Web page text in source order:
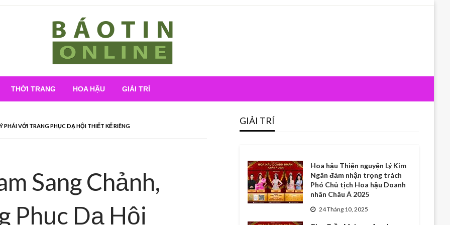
Báo Tin Online
THỜI TRANG HOA HẬU GIẢI TRÍ
VỚI TRANG PHỤC DẠ HỘI THIẾT KẾ RIÊNG
Sang Chảnh,
Phục Dạ Hội
GIẢI TRÍ
Hoa hậu Thiện nguyện Lý Kim
Ngân đảm nhận trọng trách
Phó Chủ tịch Hoa hậu Doanh
nhân Châu Á 2025
24 Tháng 10, 2025